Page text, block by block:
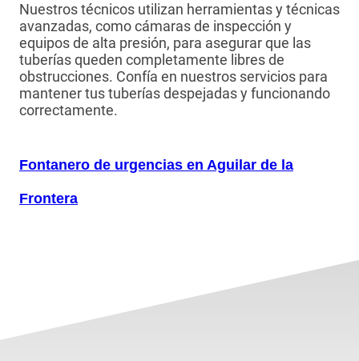
Nuestros técnicos utilizan herramientas y técnicas
avanzadas, como cámaras de inspección y
equipos de alta presión, para asegurar que las
tuberías queden completamente libres de
obstrucciones. Confía en nuestros servicios para
mantener tus tuberías despejadas y funcionando
correctamente.
Fontanero de urgencias en Aguilar de la
Frontera